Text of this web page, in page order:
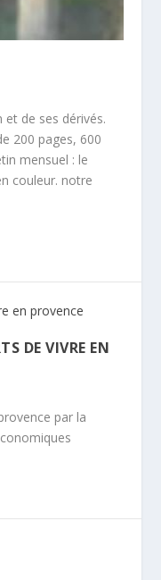
et de ses dérivés.
200 pages, 600
mensuel : le
couleur. notre
DE VIVRE EN
par la